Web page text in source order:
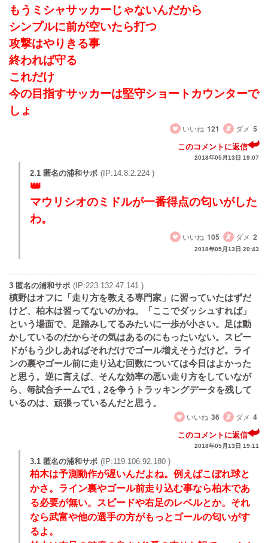
もうミシャサッカーじゃないんだから
シンプルに前が空いたら打つ
攻撃はやりきる事
終われば守る
これだけ
今の目指すサッカーは堅守ショートカウンターで
しょ
いいね 121 ダメ 5
このコメントに返信
2018年05月13日 19:07
2.1 匿名の浦和サポ (IP:14.8.2.224 )
マウリシオのミドルが一番得点の匂いがした
わ。
いいね 105 ダメ 2
2018年05月13日 20:43
3 匿名の浦和サポ (IP:223.132.47.141 )
槙野はオフに「走り方を教える専門家」に習っていたはずだ
けど、柏木は習ってないのかね。「ここでダッシュすれば」
という場面で、足踏みしてるみたいに一歩が小さい。足は動
かしているのだからその気はあるのにもったいない。スピー
ドがもう少しあればそれだけでゴール増えそうだけど。ライ
ンの裏やゴール前に走り込む回数については今日はよかった
と思う。逆に言えば、そんな効率の悪い走り方をしていなが
ら、毎試合チームで1，2を争うトラッキングデータを残して
いるのは、頑張っているんだと思う。
いいね 36 ダメ 4
このコメントに返信
2018年05月13日 19:11
3.1 匿名の浦和サポ (IP:119.106.92.180 )
柏木は予測動作が遅いんだよね。例えばこぼれ球と
かさ。ライン裏やゴール前走り込む事なら柏木であ
る必要が無い。スピードや右足のレベルとか。それ
なら武富や他の選手の方がもっとゴールの匂いがす
るよ。